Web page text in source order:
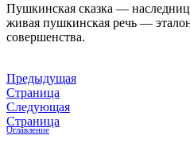
Пушкинская сказка —
живая пушкинская речь —
совершенства.
Предыдущая
Страница
Следующая
Страница
Оглавление